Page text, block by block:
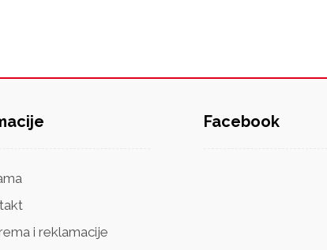
i reklamacije
Facebook